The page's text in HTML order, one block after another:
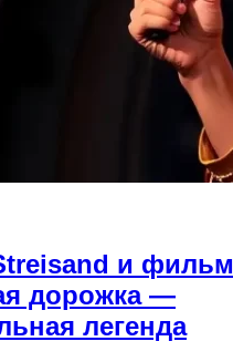
и фильм
дорожка —
легенда